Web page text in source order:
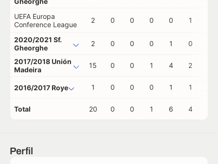
UEFA Europa
Conference League
2 0 0 0 0 1
2020/2021 Sf.
Gheorghe
2 0 0 0 1 0
2017/2018 Unión
Madeira
15 0 0 1 4 2
2016/2017 Roye 1 0 0 0 1 1
Total 20 0 0 1 6 4
Perfil